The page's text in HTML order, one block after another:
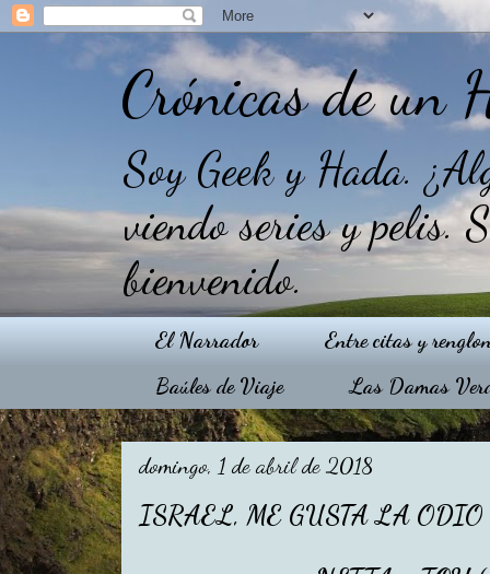
Crónicas de un
Soy Geek y Hada.
viendo series y pelis.
bienvenido.
El Narrador
Entre citas y
Baúles de Viaje
Las Damas
domingo, 1 de abril de 2018
ISRAEL, ME GUSTA LA ODIO